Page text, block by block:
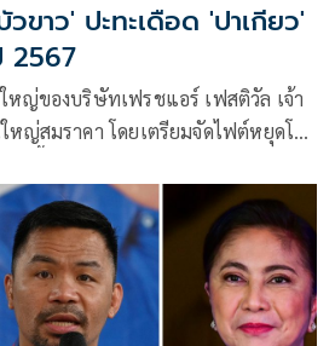
ขาว' ปะทะเดือด 'ปาเกียว'
2567
หญ่ของบริษัทเฟรชแอร์ เฟสติวัล เจ้า
หญ่สมราคา โดยเตรียมจัดไฟต์หยุดโลก